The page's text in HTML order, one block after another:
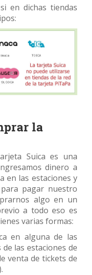
en dichas tiendas
la
Suica es una
dinero a
en las estaciones y
pagar nuestro
algo en un
a todo eso es
varias formas:
en alguna de las
de las estaciones de
venta de tickets de